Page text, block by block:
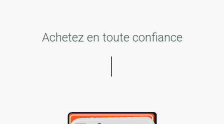
Achetez en toute confiance